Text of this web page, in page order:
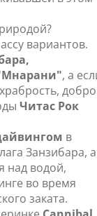
вариантов.
, а
добро
Читас Рок
в
Занзибара, а
над водой,
во время
заката.